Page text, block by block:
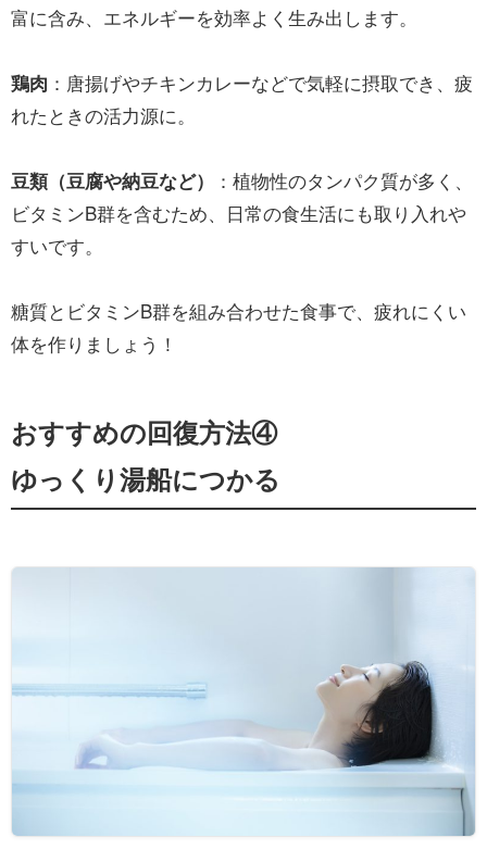
富に含み、エネルギーを効率よく生み出します。
鶏肉 ：唐揚げやチキンカレーなどで気軽に摂取でき、疲
れたときの活力源に。
豆類（豆腐や納豆など）
：植物性のタンパク質が多く、
ビタミンB群を含むため、日常の食生活にも取り入れや
すいです。
糖質とビタミンB群を組み合わせた食事で、疲れにくい
体を作りましょう！
おすすめの回復方法④
ゆっくり湯船につかる